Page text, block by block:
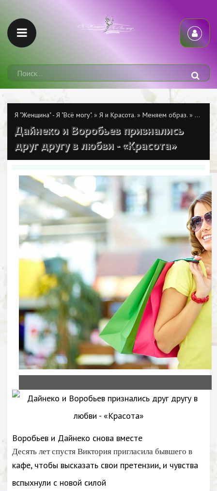
Я "Женщина" - Я "Всё могу". » Я и Красота. » Меняем образ. » Дайнеко и Воробьев признались друг другу в любви - «Красота»
Дайнеко и Воробьев признались
друг другу в любви - «Красота»
Воробьев и Дайнеко снова вместе
Десять лет спустя Виктория пригласила бывшего в
кафе, чтобы высказать свои претензии, и чувства
вспыхнули с новой силой